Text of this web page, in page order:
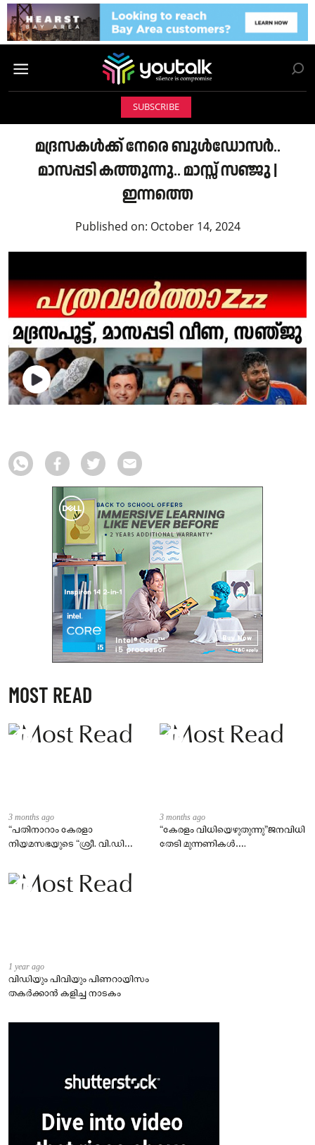
SUBSCRIBE
മദ്രസകൾക്ക് നേരെ ബുൾഡോസർ..
മാസപ്പടി കത്തുന്നു.. മാസ്സ് സഞ്ജു |
ഇന്നത്തെ
Published on: October 14, 2024
MOST READ
3 months ago
“പതിനാറാം കേരളാ
നിയമസഭയുടെ “ശ്രീ. വി.ഡി
മന്ത്രിസഭയുടെ സത്യപ്രതിജ്ഞാ
ചടങ്ങ്
3 months ago
“കേരളം വിധിയെഴുതുന്നു”ജനവിധി
തേടി മുന്നണികൾ….
1 year ago
വിഡിയും പിവിയും പിണറായിസം
തകർക്കാൻ കളിച്ച നാടകം